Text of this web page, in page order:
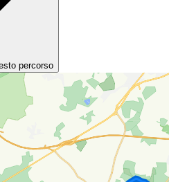
percorso